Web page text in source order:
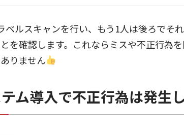
ベルスキャンを行い、もう1人は後ろでそ
を確認します。これならミスや不正行為
りません
ム導入で不正行為は発生